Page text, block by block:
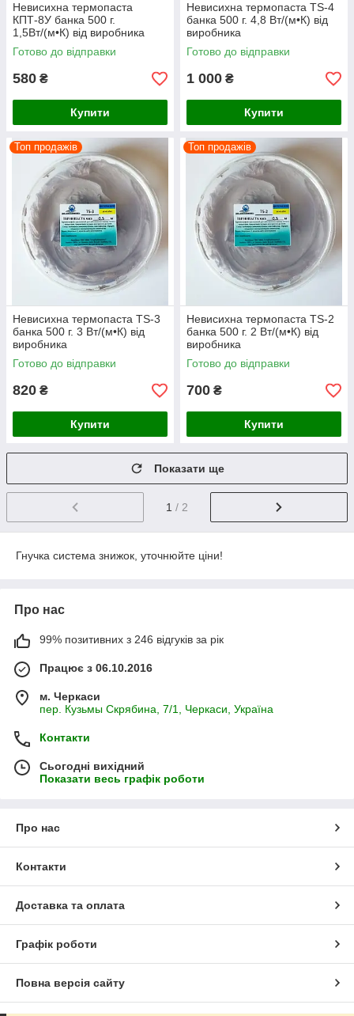
Невисихна термопаста
КПТ-8У банка 500 г.
1,5Вт/(м•К) від виробника
Готово до відправки
580 ₴
Купити
Невисихна термопаста TS-4
банка 500 г. 4,8 Вт/(м•К) від
виробника
Готово до відправки
1 000 ₴
Купити
Топ продажів
Невисихна термопаста TS-3
банка 500 г. 3 Вт/(м•К) від
виробника
Готово до відправки
820 ₴
Купити
Топ продажів
Невисихна термопаста TS-2
банка 500 г. 2 Вт/(м•К) від
виробника
Готово до відправки
700 ₴
Купити
Показати ще
1 / 2
Гнучка система знижок, уточнюйте ціни!
Про нас
99% позитивних з 246 відгуків за рік
Працює з 06.10.2016
м. Черкаси
пер. Кузьмы Скрябина, 7/1, Черкаси, Україна
Контакти
Сьогодні вихідний
Показати весь графік роботи
Про нас
Контакти
Доставка та оплата
Графік роботи
Повна версія сайту